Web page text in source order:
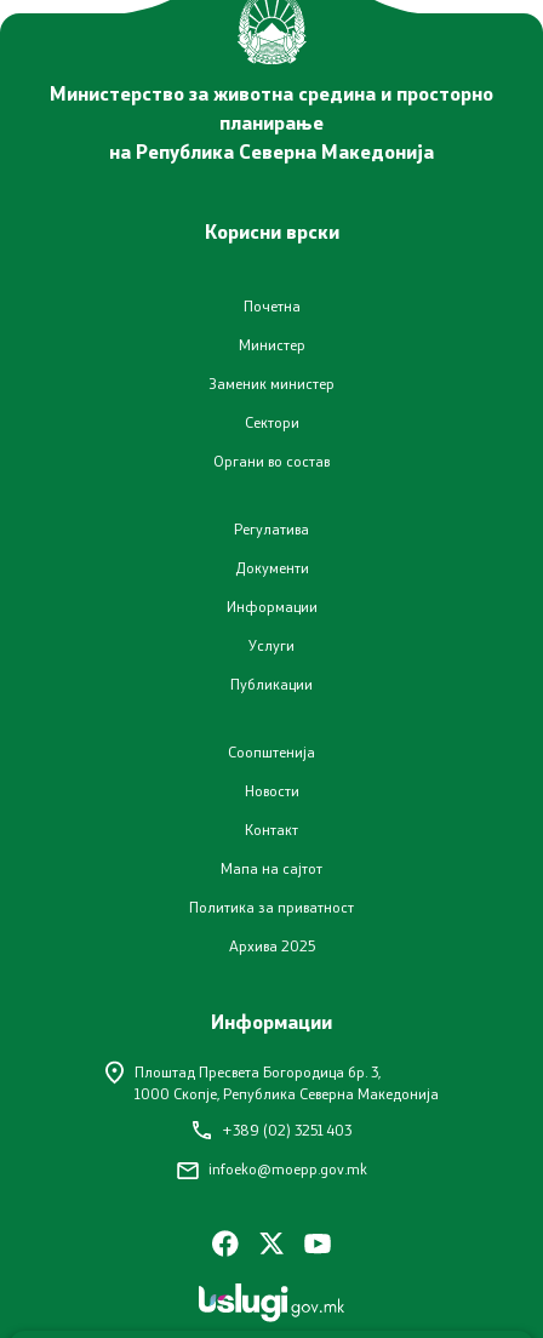
Просторно планирање
Контакт
Изјава за пристапност
Министерство за животна средина и просторно
планирање
на Република Северна Македонија
Корисни врски
Почетна
Министер
Заменик министер
Сектори
Органи во состав
Регулатива
Документи
Информации
Услуги
Публикации
Соопштенија
Новости
Контакт
Мапа на сајтот
Политика за приватност
Архива 2025
Информации
Плоштад Пресвета Богородица бр. 3,
1000 Скопје, Република Северна Македонија
+389 (02) 3251 403
infoeko@moepp.gov.mk